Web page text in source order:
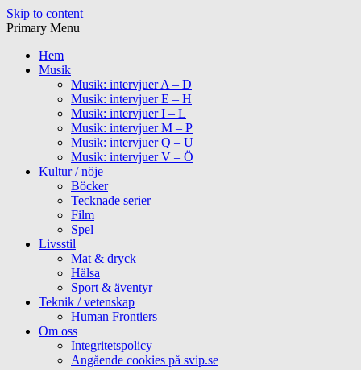
Skip to content
Primary Menu
Hem
Musik
Musik: intervjuer A – D
Musik: intervjuer E – H
Musik: intervjuer I – L
Musik: intervjuer M – P
Musik: intervjuer Q – U
Musik: intervjuer V – Ö
Kultur / nöje
Böcker
Tecknade serier
Film
Spel
Livsstil
Mat & dryck
Hälsa
Sport & äventyr
Teknik / vetenskap
Human Frontiers
Om oss
Integritetspolicy
Angående cookies på svip.se